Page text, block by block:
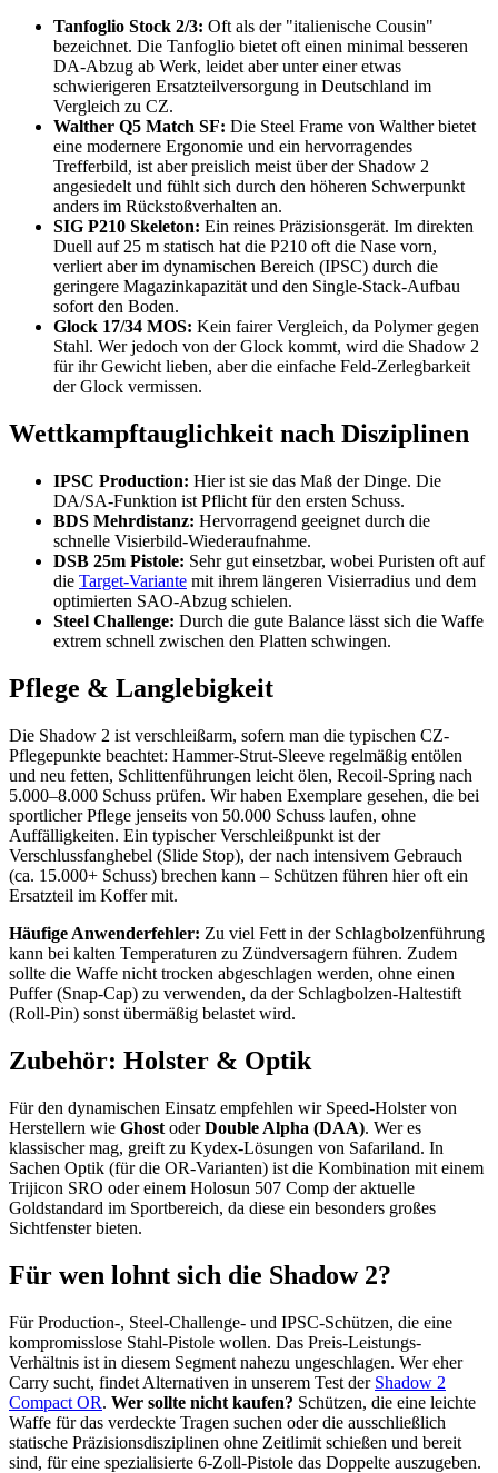
Tanfoglio Stock 2/3: Oft als der "italienische Cousin"
bezeichnet. Die Tanfoglio bietet oft einen minimal besseren
DA-Abzug ab Werk, leidet aber unter einer etwas
schwierigeren Ersatzteilversorgung in Deutschland im
Vergleich zu CZ.
Walther Q5 Match SF: Die Steel Frame von Walther bietet
eine modernere Ergonomie und ein hervorragendes
Trefferbild, ist aber preislich meist über der Shadow 2
angesiedelt und fühlt sich durch den höheren Schwerpunkt
anders im Rückstoßverhalten an.
SIG P210 Skeleton: Ein reines Präzisionsgerät. Im direkten
Duell auf 25 m statisch hat die P210 oft die Nase vorn,
verliert aber im dynamischen Bereich (IPSC) durch die
geringere Magazinkapazität und den Single-Stack-Aufbau
sofort den Boden.
Glock 17/34 MOS: Kein fairer Vergleich, da Polymer gegen
Stahl. Wer jedoch von der Glock kommt, wird die Shadow 2
für ihr Gewicht lieben, aber die einfache Feld-Zerlegbarkeit
der Glock vermissen.
Wettkampftauglichkeit nach Disziplinen
IPSC Production: Hier ist sie das Maß der Dinge. Die
DA/SA-Funktion ist Pflicht für den ersten Schuss.
BDS Mehrdistanz: Hervorragend geeignet durch die
schnelle Visierbild-Wiederaufnahme.
DSB 25m Pistole: Sehr gut einsetzbar, wobei Puristen oft auf
die Target-Variante mit ihrem längeren Visierradius und dem
optimierten SAO-Abzug schielen.
Steel Challenge: Durch die gute Balance lässt sich die Waffe
extrem schnell zwischen den Platten schwingen.
Pflege & Langlebigkeit
Die Shadow 2 ist verschleißarm, sofern man die typischen CZ-
Pflegepunkte beachtet: Hammer-Strut-Sleeve regelmäßig entölen
und neu fetten, Schlittenführungen leicht ölen, Recoil-Spring nach
5.000–8.000 Schuss prüfen. Wir haben Exemplare gesehen, die bei
sportlicher Pflege jenseits von 50.000 Schuss laufen, ohne
Auffälligkeiten. Ein typischer Verschleißpunkt ist der
Verschlussfanghebel (Slide Stop), der nach intensivem Gebrauch
(ca. 15.000+ Schuss) brechen kann – Schützen führen hier oft ein
Ersatzteil im Koffer mit.
Häufige Anwenderfehler: Zu viel Fett in der Schlagbolzenführung
kann bei kalten Temperaturen zu Zündversagern führen. Zudem
sollte die Waffe nicht trocken abgeschlagen werden, ohne einen
Puffer (Snap-Cap) zu verwenden, da der Schlagbolzen-Haltestift
(Roll-Pin) sonst übermäßig belastet wird.
Zubehör: Holster & Optik
Für den dynamischen Einsatz empfehlen wir Speed-Holster von
Herstellern wie Ghost oderDouble Alpha (DAA). Wer es
klassischer mag, greift zu Kydex-Lösungen von Safariland. In
Sachen Optik (für die OR-Varianten) ist die Kombination mit einem
Trijicon SRO oder einem Holosun 507 Comp der aktuelle
Goldstandard im Sportbereich, da diese ein besonders großes
Sichtfenster bieten.
Für wen lohnt sich die Shadow 2?
Für Production-, Steel-Challenge- und IPSC-Schützen, die eine
kompromisslose Stahl-Pistole wollen. Das Preis-Leistungs-
Verhältnis ist in diesem Segment nahezu ungeschlagen. Wer eher
Carry sucht, findet Alternativen in unserem Test der Shadow 2
Compact OR. Wer sollte nicht kaufen? Schützen, die eine leichte
Waffe für das verdeckte Tragen suchen oder die ausschließlich
statische Präzisionsdisziplinen ohne Zeitlimit schießen und bereit
sind, für eine spezialisierte 6-Zoll-Pistole das Doppelte auszugeben.